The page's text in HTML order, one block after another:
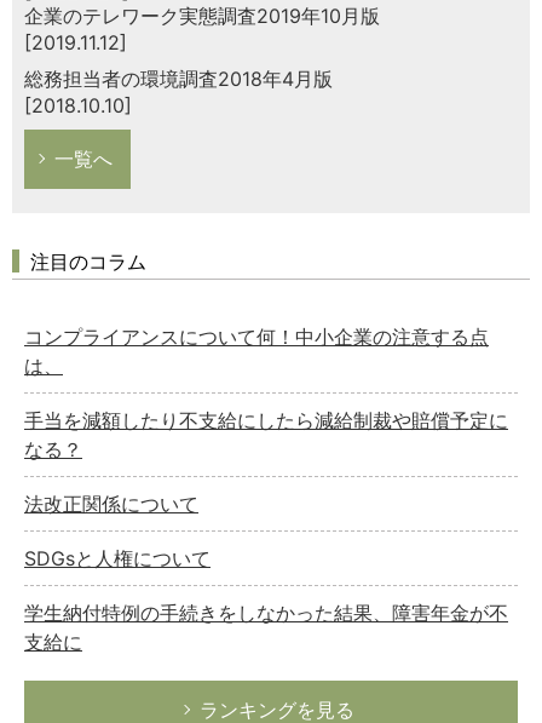
企業のテレワーク実態調査2019年10月版
[2019.11.12]
総務担当者の環境調査2018年4月版
[2018.10.10]
一覧へ
注目のコラム
コンプライアンスについて何！中小企業の注意する点
は、
手当を減額したり不支給にしたら減給制裁や賠償予定に
なる？
法改正関係について
SDGsと人権について
学生納付特例の手続きをしなかった結果、障害年金が不
支給に
ランキングを見る